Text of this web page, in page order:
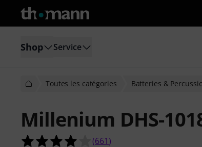
Shop Service
Toutes les catégories Batteries &
Millenium DHS-
4.1 étoiles sur 5 d'après 661
(661)